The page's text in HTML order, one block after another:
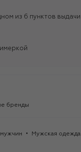
из 6 пунктов выдачи
бренды
Мужская одежда